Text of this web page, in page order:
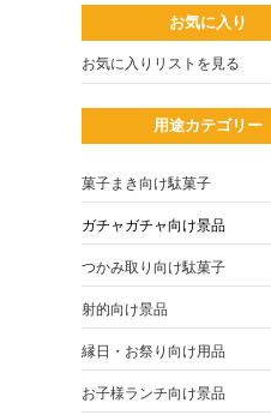
お気に入り
お気に入りリストを見る
用途カテゴリー
菓子まき向け駄菓子
ガチャガチャ向け景品
つかみ取り向け駄菓子
射的向け景品
縁日・お祭り向け用品
お子様ランチ向け景品